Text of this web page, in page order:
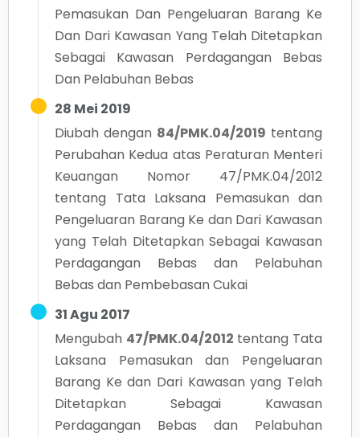
Pemasukan Dan Pengeluaran Barang Ke
Dan Dari Kawasan Yang Telah Ditetapkan
Sebagai Kawasan Perdagangan Bebas
Dan Pelabuhan Bebas
28 Mei 2019
Diubah dengan 84/PMK.04/2019 tentang
Perubahan Kedua atas Peraturan Menteri
Keuangan Nomor 47/PMK.04/2012
tentang Tata Laksana Pemasukan dan
Pengeluaran Barang Ke dan Dari Kawasan
yang Telah Ditetapkan Sebagai Kawasan
Perdagangan Bebas dan Pelabuhan
Bebas dan Pembebasan Cukai
31 Agu 2017
Mengubah 47/PMK.04/2012 tentang Tata
Laksana Pemasukan dan Pengeluaran
Barang Ke dan Dari Kawasan yang Telah
Ditetapkan Sebagai Kawasan
Perdagangan Bebas dan Pelabuhan